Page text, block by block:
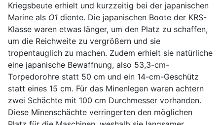
Kriegsbeute erhielt und kurzzeitig bei der japanischen
Marine als O1 diente. Die japanischen Boote der KRS-
Klasse waren etwas länger, um den Platz zu schaffen,
um die Reichweite zu vergrößern und sie
tropentauglich zu machen. Zudem erhielt sie natürliche
eine japanische Bewaffnung, also 53,3-cm-
Torpedorohre statt 50 cm und ein 14-cm-Geschütz
statt eines 15 cm. Für das Minenlegen waren achtern
zwei Schächte mit 100 cm Durchmesser vorhanden.
Diese Minenschächte verringerten den möglichen